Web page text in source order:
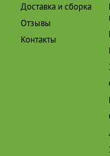
Доставка и сборка
Отзывы
Контакты